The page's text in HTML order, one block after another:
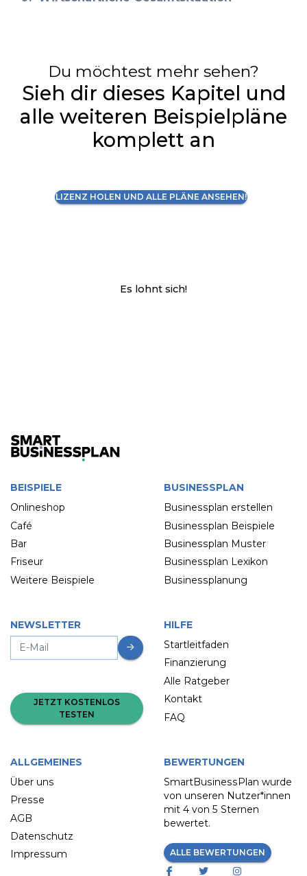
Du möchtest mehr sehen?
Sieh dir dieses Kapitel und
alle weiteren Beispielpläne
komplett an
LIZENZ HOLEN UND ALLE PLÄNE ANSEHEN!
Es lohnt sich!
BEISPIELE
Onlineshop
Café
Bar
Friseur
Weitere Beispiele
BUSINESSPLAN
Businessplan erstellen
Businessplan Beispiele
Businessplan Muster
Businessplan Lexikon
Businessplanung
NEWSLETTER
JETZT KOSTENLOS
TESTEN
HILFE
Startleitfaden
Finanzierung
Alle Ratgeber
Kontakt
FAQ
ALLGEMEINES
Über uns
Presse
AGB
Datenschutz
Impressum
BEWERTUNGEN
SmartBusinessPlan wurde
von unseren Nutzer*innen
mit 4 von 5 Sternen
bewertet.
ALLE BEWERTUNGEN